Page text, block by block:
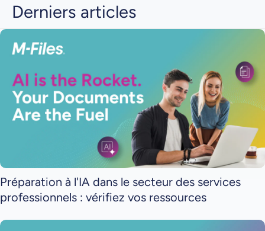
Derniers articles
Préparation à l'IA dans le secteur des services
professionnels : vérifiez vos ressources